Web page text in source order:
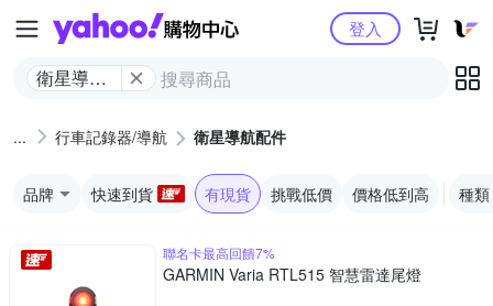
Yahoo購物中心
衛星導航
登入
行車記錄器/導航 衛星導航配件
品牌 快速到貨 有現貨 挑戰低價 價格低到高 種類
聯名卡最高回饋7%
GARMIN Varia RTL515 智慧雷達尾燈